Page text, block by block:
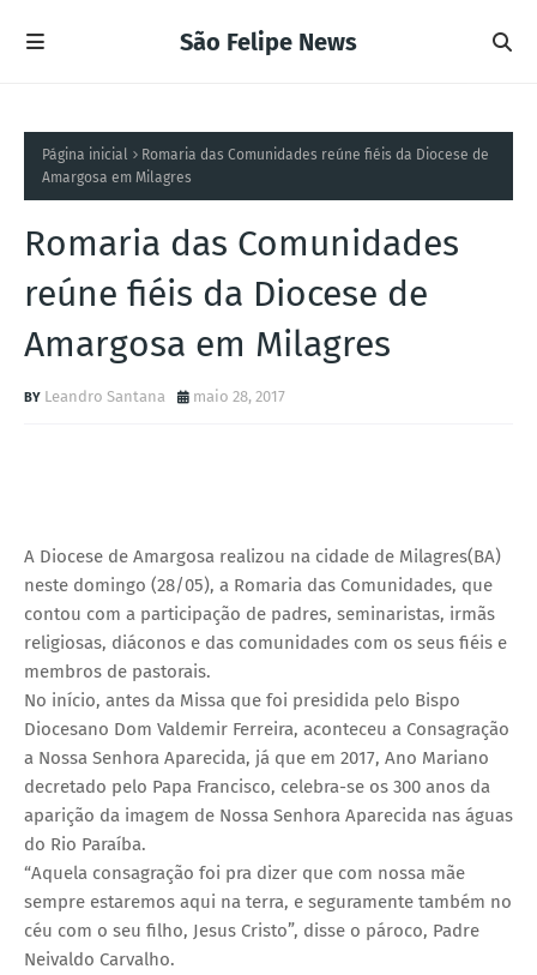
São Felipe News
Página inicial
Romaria das Comunidades reúne fiéis da Diocese de
Amargosa em Milagres
Romaria das Comunidades
reúne fiéis da Diocese de
Amargosa em Milagres
Leandro Santana maio 28, 2017
A Diocese de Amargosa realizou na cidade de Milagres(BA)
neste domingo (28/05), a Romaria das Comunidades, que
contou com a participação de padres, seminaristas, irmãs
religiosas, diáconos e das comunidades com os seus fiéis e
membros de pastorais.
No início, antes da Missa que foi presidida pelo Bispo
Diocesano Dom Valdemir Ferreira, aconteceu a Consagração
a Nossa Senhora Aparecida, já que em 2017, Ano Mariano
decretado pelo Papa Francisco, celebra-se os 300 anos da
aparição da imagem de Nossa Senhora Aparecida nas águas
do Rio Paraíba.
“Aquela consagração foi pra dizer que com nossa mãe
sempre estaremos aqui na terra, e seguramente também no
céu com o seu filho, Jesus Cristo”, disse o pároco, Padre
Neivaldo Carvalho.